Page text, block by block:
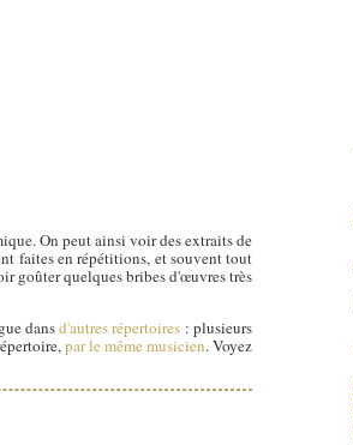
On peut ainsi voir des extraits de
faites en répétitions, et souvent tout
goûter quelques bribes d'œuvres très
dansd'autres répertoires : plusieurs
par le même musicien. Voyez